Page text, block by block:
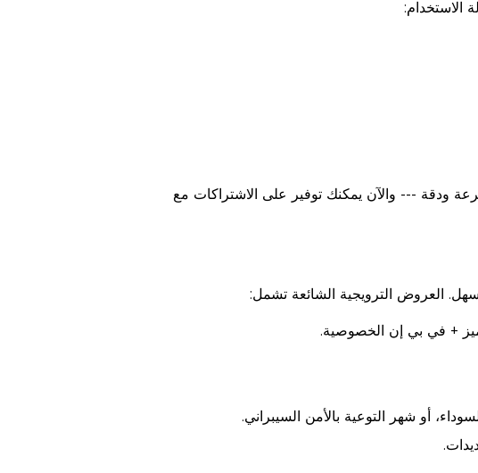
الاستخدام:
ودقة --- والآن يمكنك توفير على الاشتراكات مع
العروض الترويجية الشائعة تشمل:
+ في بي إن الخصوصية.
أو شهر التوعية بالأمن السيبراني.